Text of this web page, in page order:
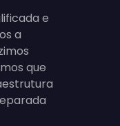
e
a
que